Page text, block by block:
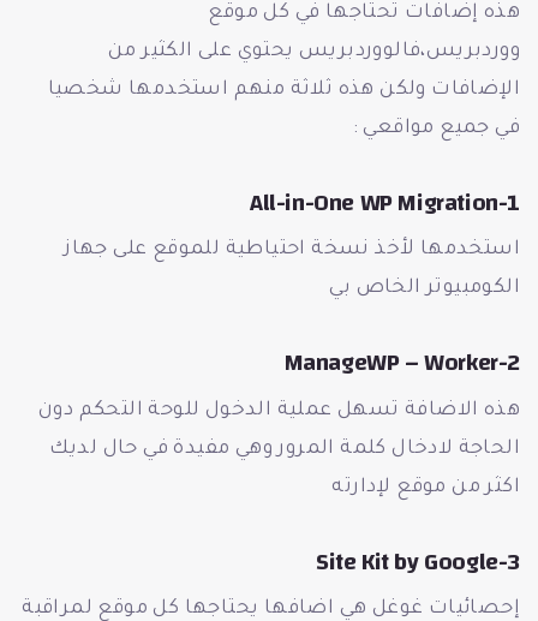
هذه إضافات تحتاجها في كل موقع
ووردبريس،فالووردبريس يحتوي على الكثير من
الإضافات ولكن هذه ثلاثة منهم استخدمها شخصيا
في جميع مواقعي :
1-All-in-One WP Migration
استخدمها لأخذ نسخة احتياطية للموقع على جهاز
الكومبيوتر الخاص بي
2-ManageWP – Worker
هذه الاضافة تسهل عملية الدخول للوحة التحكم دون
الحاجة لادخال كلمة المرور وهي مفيدة في حال لديك
اكثر من موقع لإدارته
3-Site Kit by Google
إحصائيات غوغل هي اضافها يحتاجها كل موقع لمراقبة